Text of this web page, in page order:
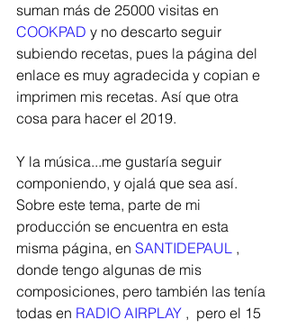
suman más de 25000 visitas en
COOKPAD y no descarto seguir
subiendo recetas, pues la página del
enlace es muy agradecida y copian e
imprimen mis recetas. Así que otra
cosa para hacer el 2019.
Y la música...me gustaría seguir
componiendo, y ojalá que sea así.
Sobre este tema, parte de mi
producción se encuentra en esta
misma página, en SANTIDEPAUL ,
donde tengo algunas de mis
composiciones, pero también las tenía
todas en RADIO AIRPLAY ,  pero el 15